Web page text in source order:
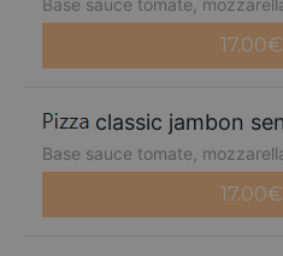
17.00€
classic jambon
Base sauce tomate,
17.00€